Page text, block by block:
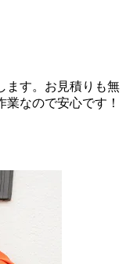
ます。お見積りも無
なので安心です！